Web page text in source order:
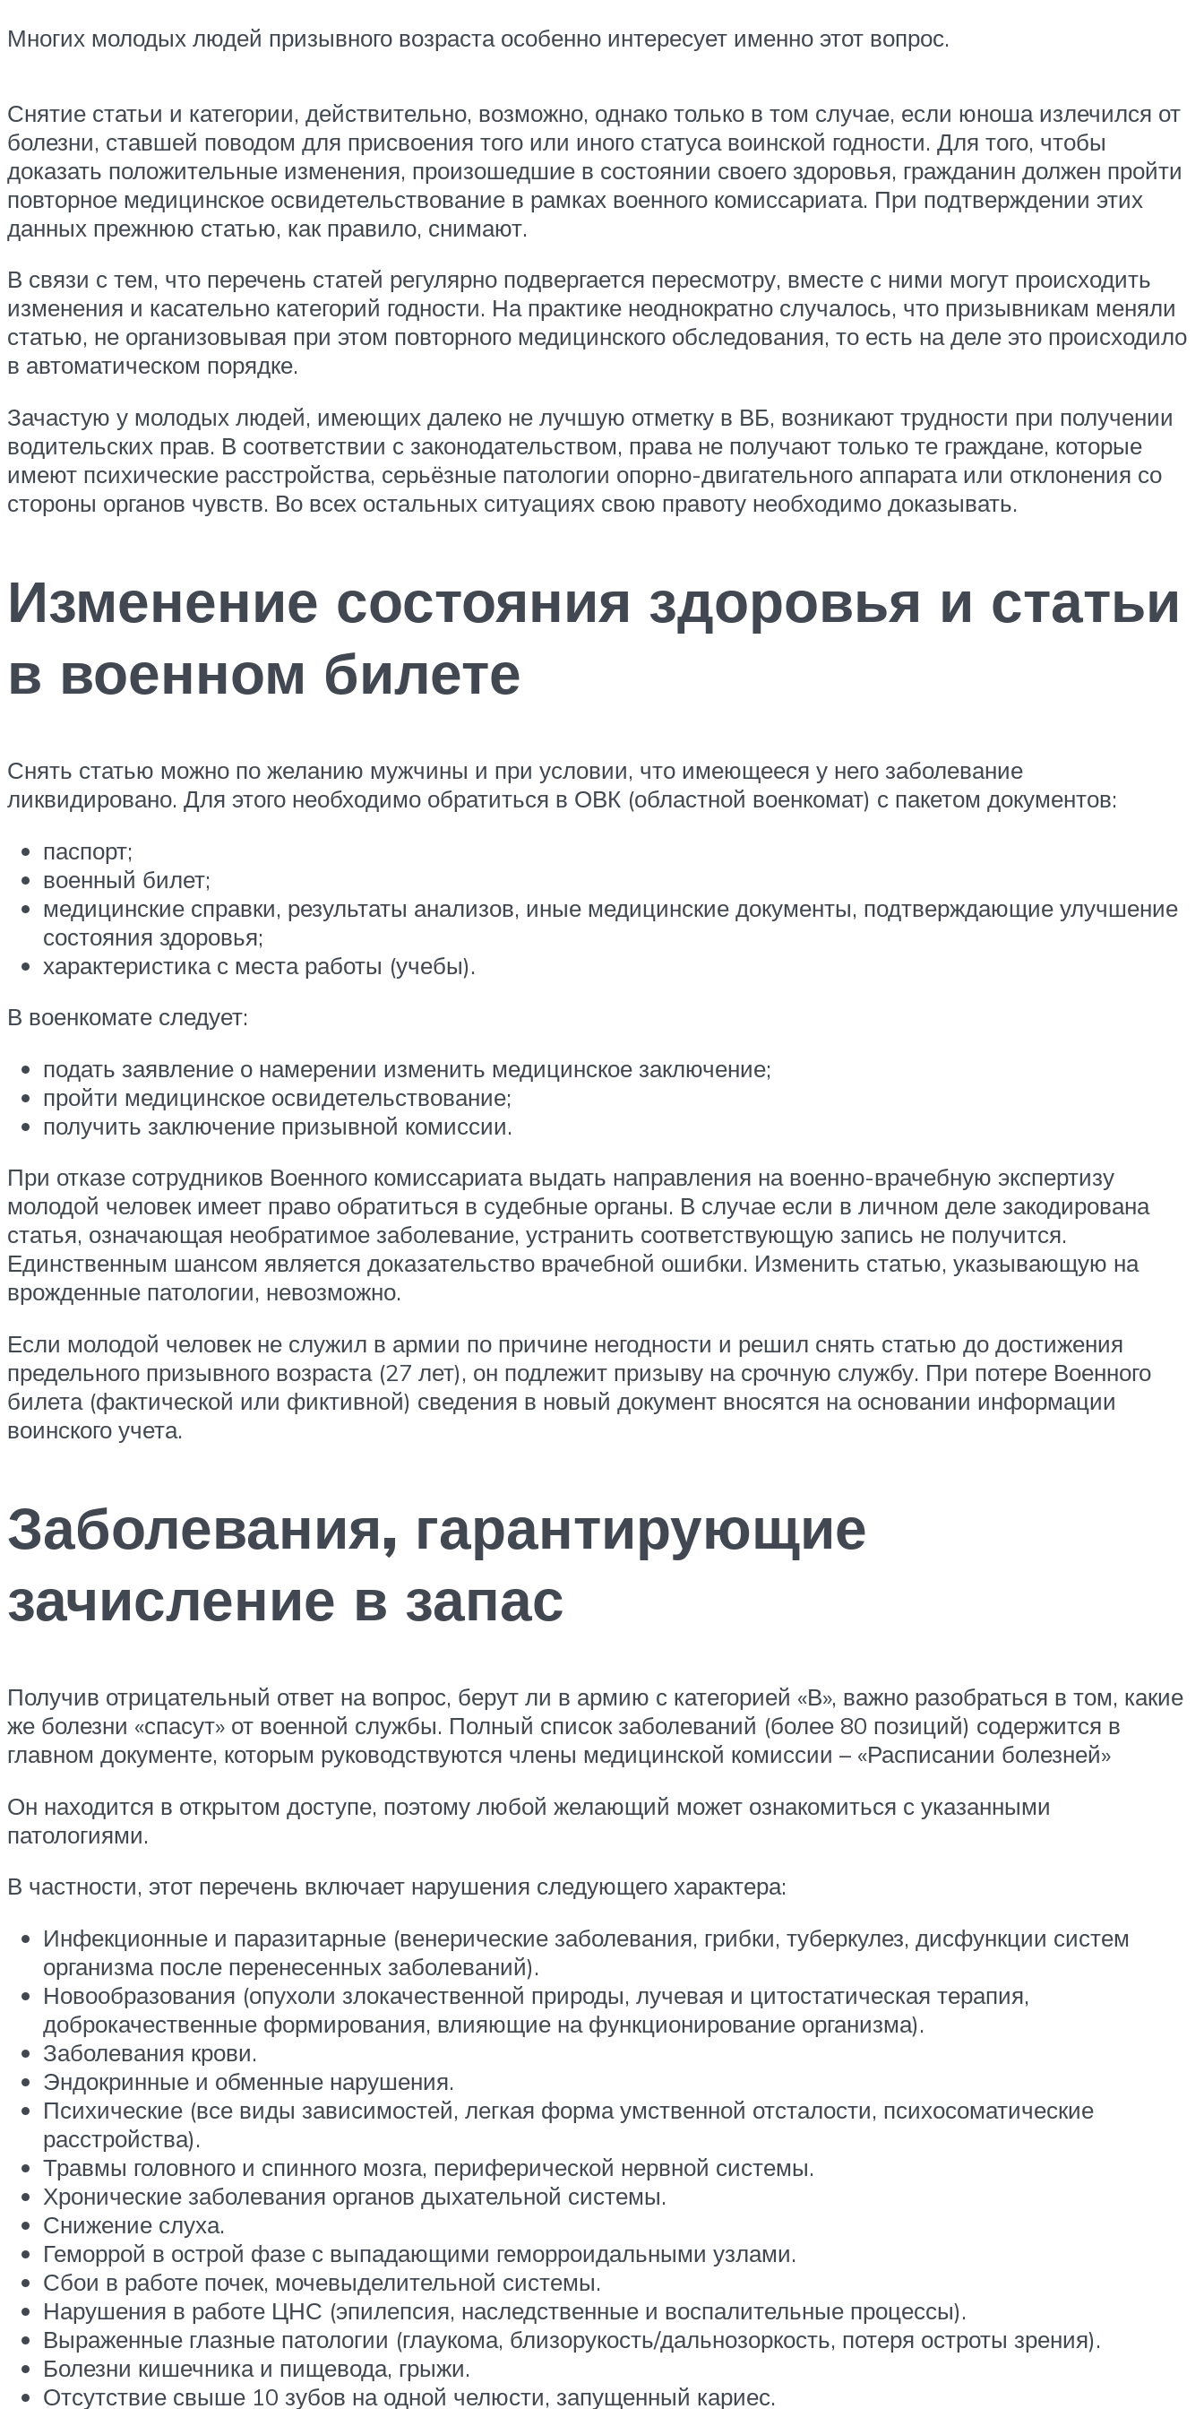
Многих молодых людей призывного возраста особенно интересует именно этот вопрос.
Снятие статьи и категории, действительно, возможно, однако только в том случае, если юноша излечился от
болезни, ставшей поводом для присвоения того или иного статуса воинской годности. Для того, чтобы
доказать положительные изменения, произошедшие в состоянии своего здоровья, гражданин должен пройти
повторное медицинское освидетельствование в рамках военного комиссариата. При подтверждении этих
данных прежнюю статью, как правило, снимают.
В связи с тем, что перечень статей регулярно подвергается пересмотру, вместе с ними могут происходить
изменения и касательно категорий годности. На практике неоднократно случалось, что призывникам меняли
статью, не организовывая при этом повторного медицинского обследования, то есть на деле это происходило
в автоматическом порядке.
Зачастую у молодых людей, имеющих далеко не лучшую отметку в ВБ, возникают трудности при получении
водительских прав. В соответствии с законодательством, права не получают только те граждане, которые
имеют психические расстройства, серьёзные патологии опорно-двигательного аппарата или отклонения со
стороны органов чувств. Во всех остальных ситуациях свою правоту необходимо доказывать.
Изменение состояния здоровья и статьи
в военном билете
Снять статью можно по желанию мужчины и при условии, что имеющееся у него заболевание
ликвидировано. Для этого необходимо обратиться в ОВК (областной военкомат) с пакетом документов:
паспорт;
военный билет;
медицинские справки, результаты анализов, иные медицинские документы, подтверждающие улучшение
состояния здоровья;
характеристика с места работы (учебы).
В военкомате следует:
подать заявление о намерении изменить медицинское заключение;
пройти медицинское освидетельствование;
получить заключение призывной комиссии.
При отказе сотрудников Военного комиссариата выдать направления на военно-врачебную экспертизу
молодой человек имеет право обратиться в судебные органы. В случае если в личном деле закодирована
статья, означающая необратимое заболевание, устранить соответствующую запись не получится.
Единственным шансом является доказательство врачебной ошибки. Изменить статью, указывающую на
врожденные патологии, невозможно.
Если молодой человек не служил в армии по причине негодности и решил снять статью до достижения
предельного призывного возраста (27 лет), он подлежит призыву на срочную службу. При потере Военного
билета (фактической или фиктивной) сведения в новый документ вносятся на основании информации
воинского учета.
Заболевания, гарантирующие
зачисление в запас
Получив отрицательный ответ на вопрос, берут ли в армию с категорией «В», важно разобраться в том, какие
же болезни «спасут» от военной службы. Полный список заболеваний (более 80 позиций) содержится в
главном документе, которым руководствуются члены медицинской комиссии – «Расписании болезней»
Он находится в открытом доступе, поэтому любой желающий может ознакомиться с указанными
патологиями.
В частности, этот перечень включает нарушения следующего характера:
Инфекционные и паразитарные (венерические заболевания, грибки, туберкулез, дисфункции систем
организма после перенесенных заболеваний).
Новообразования (опухоли злокачественной природы, лучевая и цитостатическая терапия,
доброкачественные формирования, влияющие на функционирование организма).
Заболевания крови.
Эндокринные и обменные нарушения.
Психические (все виды зависимостей, легкая форма умственной отсталости, психосоматические
расстройства).
Травмы головного и спинного мозга, периферической нервной системы.
Хронические заболевания органов дыхательной системы.
Снижение слуха.
Геморрой в острой фазе с выпадающими геморроидальными узлами.
Сбои в работе почек, мочевыделительной системы.
Нарушения в работе ЦНС (эпилепсия, наследственные и воспалительные процессы).
Выраженные глазные патологии (глаукома, близорукость/дальнозоркость, потеря остроты зрения).
Болезни кишечника и пищевода, грыжи.
Отсутствие свыше 10 зубов на одной челюсти, запущенный кариес.